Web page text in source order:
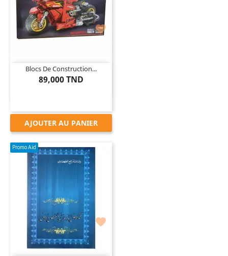

Blocs De Construction...
89,000 TND
AJOUTER AU PANIER

Promo Aid